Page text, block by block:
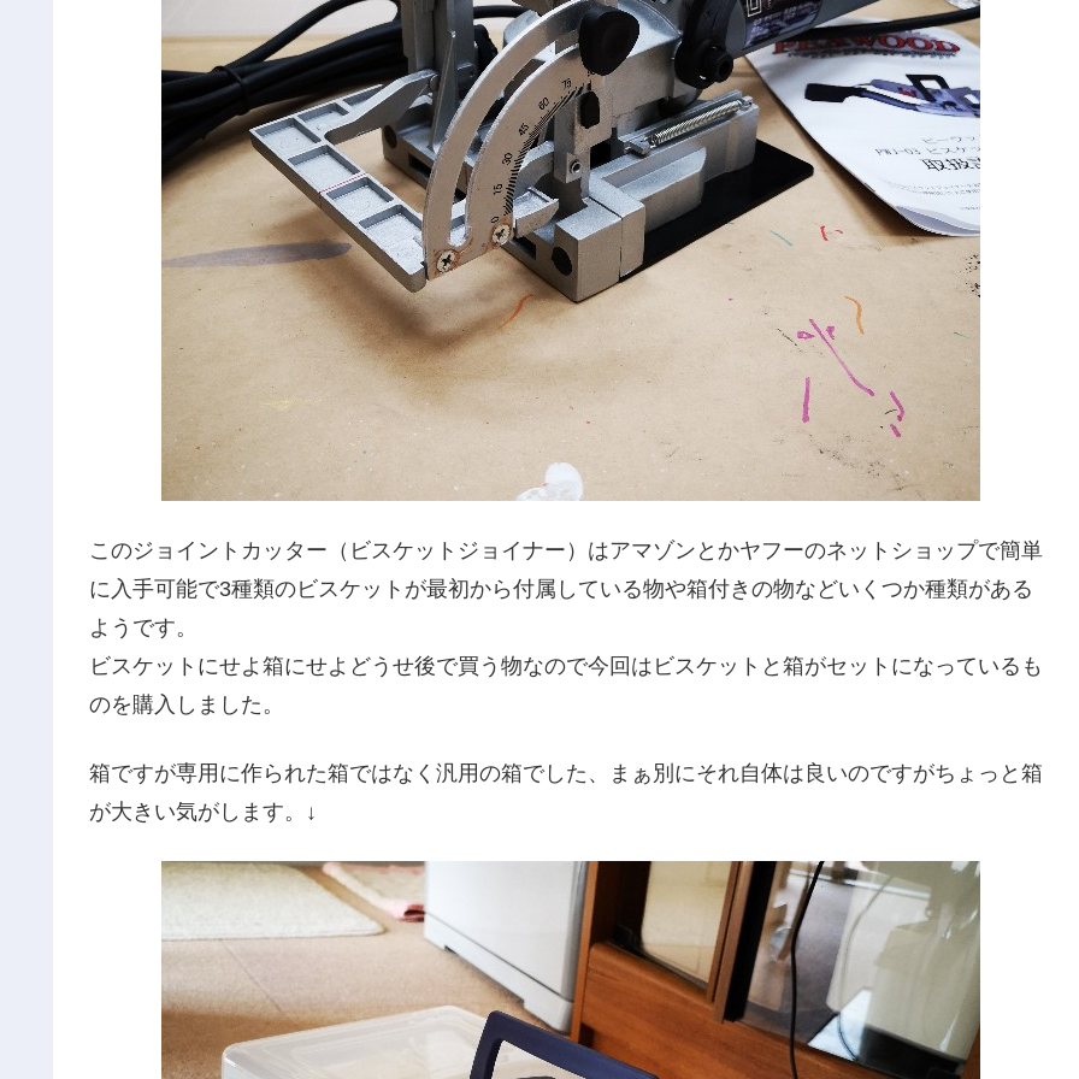
このジョイントカッター（ビスケットジョイナー）はアマゾンとかヤフーのネットショップで簡単
に入手可能で3種類のビスケットが最初から付属している物や箱付きの物などいくつか種類がある
ようです。
ビスケットにせよ箱にせよどうせ後で買う物なので今回はビスケットと箱がセットになっているも
のを購入しました。
箱ですが専用に作られた箱ではなく汎用の箱でした、まぁ別にそれ自体は良いのですがちょっと箱
が大きい気がします。↓